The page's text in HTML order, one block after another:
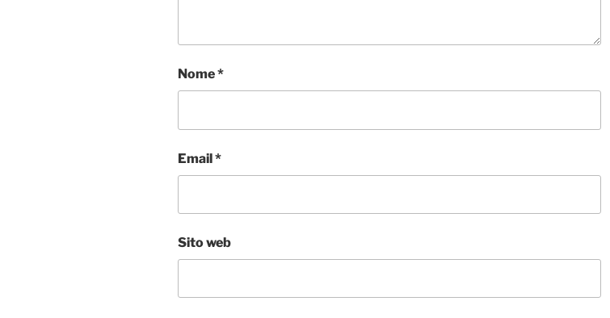
Nome*
Email*
Sito web